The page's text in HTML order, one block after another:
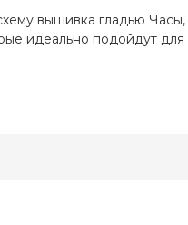
вышивка гладью
идеально подойдут